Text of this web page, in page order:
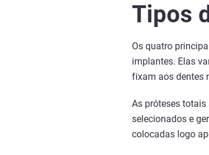
Tipos
Os quatro
implantes. Elas
fixam aos dentes
As próteses
selecionados e
colocadas logo